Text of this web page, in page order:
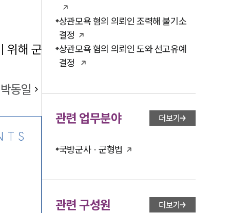
위해 군
박동일
상관모욕 혐의 의뢰인 조력해 불기소
결정
상관모욕 혐의 의뢰인 도와 선고유예
결정
관련 업무분야 더보기
국방군사 · 군형법
관련 구성원 더보기